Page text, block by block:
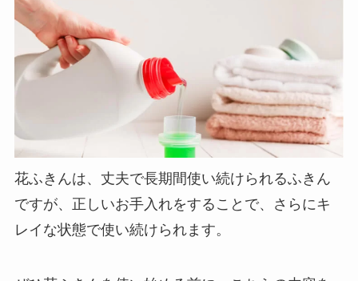
花ふきんは、丈夫で長期間使い続けられるふきん
ですが、正しいお手入れをすることで、さらにキ
レイな状態で使い続けられます。